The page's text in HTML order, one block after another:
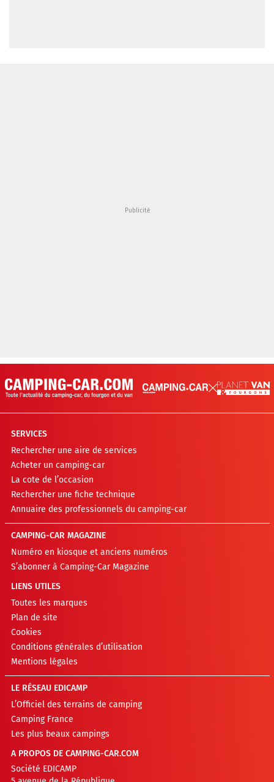
SERVICES
Rechercher une aire de services
Acheter un camping-car
La cote de l’occasion
Rechercher une fiche technique
Annuaire des professionnels du camping-car
CAMPING-CAR MAGAZINE
Numéro en kiosque et anciens numéros
S’abonner à Camping-Car Magazine
LIENS UTILES
Toutes les marques
Plan de site
Cookies
Conditions générales d’utilisation
Mentions légales
LE RÉSEAU EDICAMP
L’Officiel des terrains de camping
Camping France
Les plus beaux campings
A PROPOS DE CAMPING-CAR.COM
Société EDICAMP